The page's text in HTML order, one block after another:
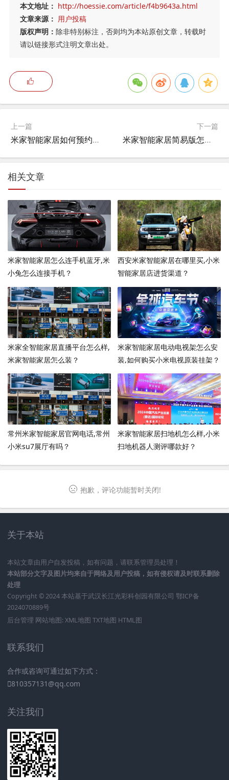
本文地址： http://hoessie.com/article/f4b9643a.html
文章来源： 用户投稿
版权声明： 除非特别标注，否则均为本站原创文章，转载时
请以链接形式注明文章出处。
上一篇
米家智能家居如何预约安装服务,小米智能门锁怎么预约上门安装？
下一篇
米家智能家居简易版怎么样,小米智能家居怎么搭建一个情景，人离开家就关掉家里所有开关？
相关文章
米家智能家居怎么连手机蓝牙,米
小兔怎么连接手机？
西安米家智能家居在哪里买,小米
智能家居店进货渠道？
米家全智能家居直播平台怎么样,
米家智能家居怎么装？
米家智能家居电动电视架怎么安
装,如何购买小米电视原装挂架？
常州米家智能家居官网电话,常州
小米su7展厅有吗？
米家智能家居扫地机怎么样,小米
扫地机器人测评哪款好？
抱歉，评论功能暂时关闭!
关于本站
本站文章由用户自发投稿，如有问题，请联系管理员处理！
本站部分文字及图片均来自于网络及用户投稿，如有侵权请及时联系删除
处理
Copyright © 2024 本站基于武汉长江光彩科创园有限公司 鄂ICP备
2024070889号
后台管理 网站地图: XML地图 TXT地图 HTML图
联系我们
合作或咨询可通过如下方式：
810357131@qq.com
关注我们